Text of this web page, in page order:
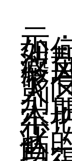
示
如
波
癜
够
人
别
人
牢
少
状
助